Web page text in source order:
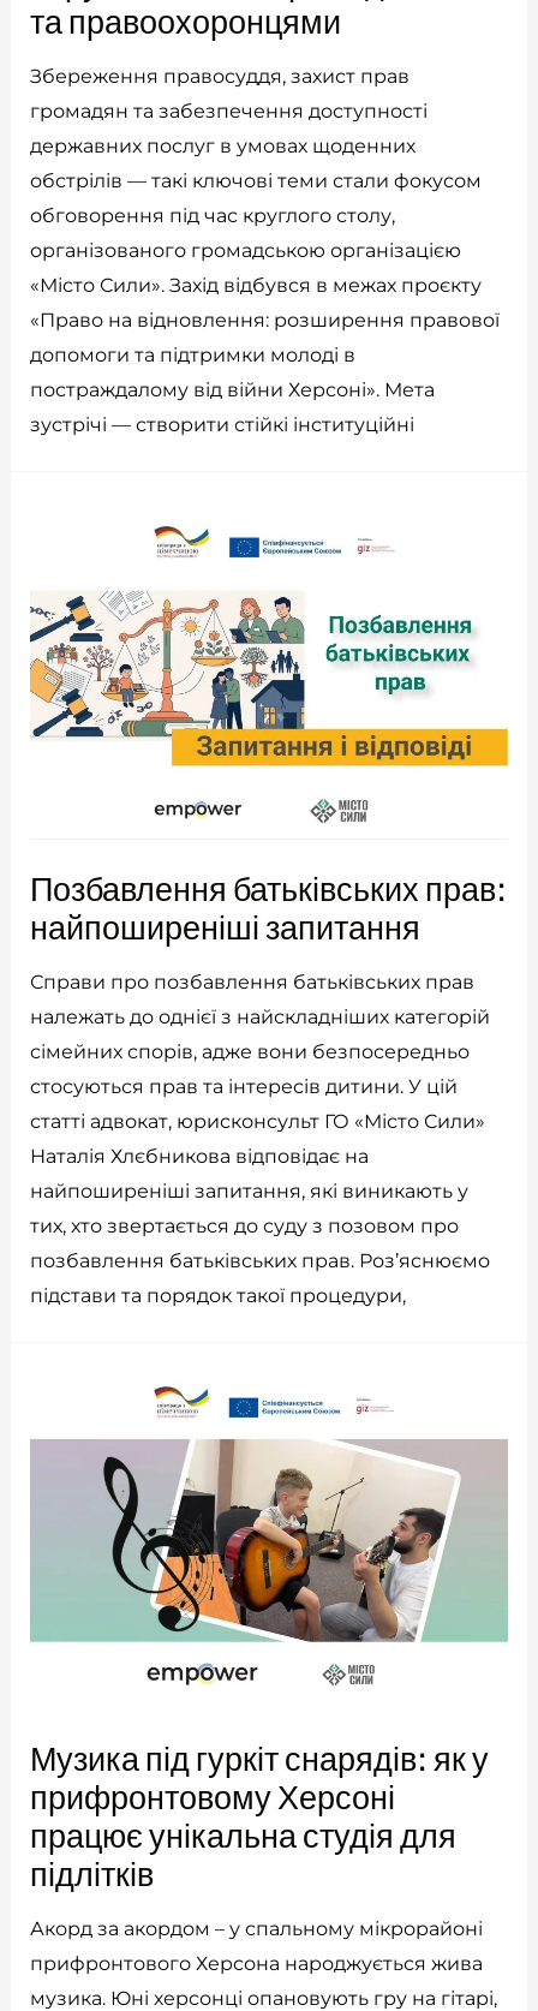
та правоохоронцями
Збереження правосуддя, захист прав
громадян та забезпечення доступності
державних послуг в умовах щоденних
обстрілів — такі ключові теми стали фокусом
обговорення під час круглого столу,
організованого громадською організацією
«Місто Сили». Захід відбувся в межах проєкту
«Право на відновлення: розширення правової
допомоги та підтримки молоді в
постраждалому від війни Херсоні». Мета
зустрічі — створити стійкі інституційні
Позбавлення батьківських прав:
найпоширеніші запитання
Справи про позбавлення батьківських прав
належать до однієї з найскладніших категорій
сімейних спорів, адже вони безпосередньо
стосуються прав та інтересів дитини. У цій
статті адвокат, юрисконсульт ГО «Місто Сили»
Наталія Хлєбникова відповідає на
найпоширеніші запитання, які виникають у
тих, хто звертається до суду з позовом про
позбавлення батьківських прав. Роз’яснюємо
підстави та порядок такої процедури,
Музика під гуркіт снарядів: як у
прифронтовому Херсоні
працює унікальна студія для
підлітків
Акорд за акордом – у спальному мікрорайоні
прифронтового Херсона народжується жива
музика. Юні херсонці опановують гру на гітарі,